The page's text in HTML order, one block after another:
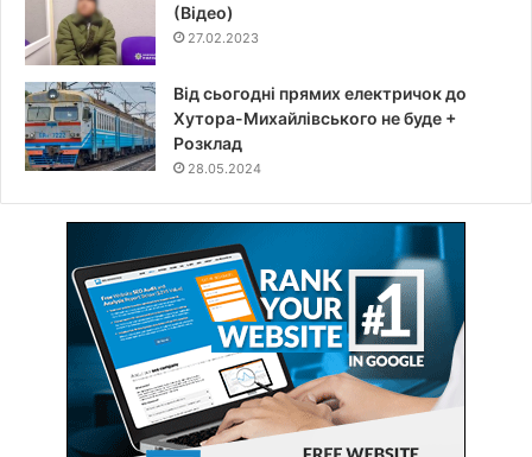
(Відео)
27.02.2023
Від сьогодні прямих електричок до
Хутора-Михайлівського не буде +
Розклад
28.05.2024